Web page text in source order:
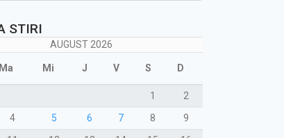
STIRI
AUGUST 2026
Ma Mi J V S D
1
2
4 5 6 7 8
9